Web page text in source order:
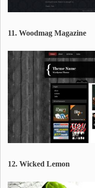
11. Woodmag Magazine
12. Wicked Lemon